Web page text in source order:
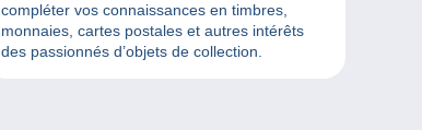
compléter vos connaissances en timbres,
monnaies, cartes postales et autres intérêts
des passionnés d’objets de collection.